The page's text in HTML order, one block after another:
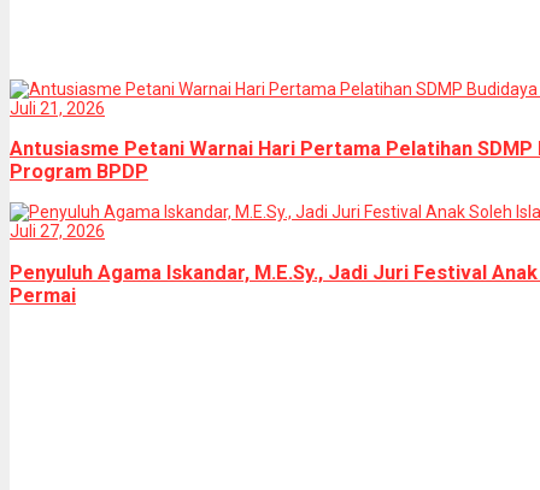
Juli 21, 2026
Antusiasme Petani Warnai Hari Pertama Pelatihan
Program BPDP
Juli 27, 2026
Penyuluh Agama Iskandar, M.E.Sy., Jadi Juri Festival
Permai